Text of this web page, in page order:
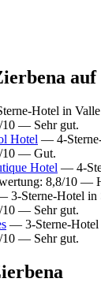
Hotel in Valle
10 — Sehr gut.
Hotel — 4-
10 — Gut.
Hotel — 4-
8,8/10 —
3-Sterne-Hotel in
10 — Sehr gut.
— 3-Sterne-Hotel
10 — Sehr gut.